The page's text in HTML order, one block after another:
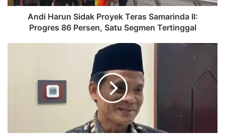
86
Persen,Andi Harun Sidak Proyek Teras Samarinda II:
Progres 86 Persen, Satu Segmen Tertinggal
Kesempatan
Samarinda